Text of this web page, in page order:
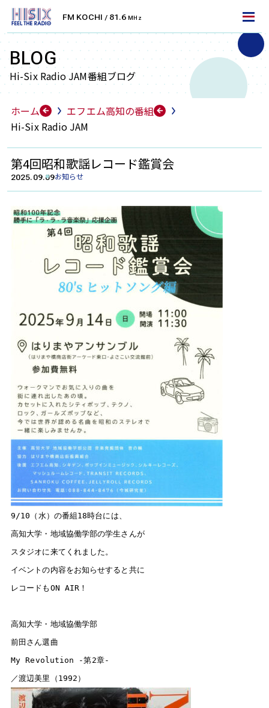
FM KOCHI / 81.6 MHz
BLOG
Hi-Six Radio JAM番組ブログ
ホーム
エフエム高知の番組
Hi-Six Radio JAM
第4回昭和歌謡レコード鑑賞会
2025.09.09お知らせ
9/10（水）の番組18時台には、
高知大学・地域協働学部の学生さんが
スタジオに来てくれました。
イベントの内容をお知らせすると共に
レコードもON AIR！
高知大学・地域協働学部
前田さん選曲
My Revolution -第2章-
LET'S TUNE IN!
エフエム高知を聴くには
FM周波数で聴く
FMラジオ
エフエム高知は、高知県を中心としたエリアにFM放
送をお届けしております。
ラジオ受信機・カーラジオなどで無料でお聴きいただ
けます。お住まいのエリアの周波数に合わせて、より
クリアに放送をお楽しみください。
高知 KOCHI
81.6 MHz
安芸 AKI
79.9 MHz
須崎 SUSAKI
82.7 MHz
窪川 KUBOKAWA
80.6 MHz
中村 NAKAMURA
78.5 MHz
宿毛 SUKUMO
81.3 MHz
radikoで聴く
スマホ PC タブレット
高知県内にいる方は無料で、高知県外にいる方は
radikoプレミアム（有料）へ入会いただくことでお楽
しみいただけます。
さらに、タイムフリー機能で過去一週間分の番組を聴
くこともできます。
radikoアプリダウンロードはこちら
今すぐ聴きたい方はこちら
Podcastで聴く
スマホ PC タブレット
無料で聴ける音声コンテンツを配信しています。
末にダウンロードしておけばオフラインでも聴くこと